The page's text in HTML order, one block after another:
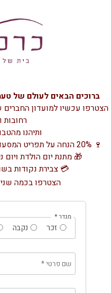
ברוכים הבאים לעולם של
הצטרפו עכשיו למועדון
ותיהנו
🍷 20% הנחה על תפריט המסעדה בצהריים (ימים שני עד חמישי)
🎁 מתנת יום הולדת ויום
💳 צבירת נקודות בשווי 5% בכל ביקור
הצטרפו בכמה
זכר נקבה
מגדר*
שם פרטי*